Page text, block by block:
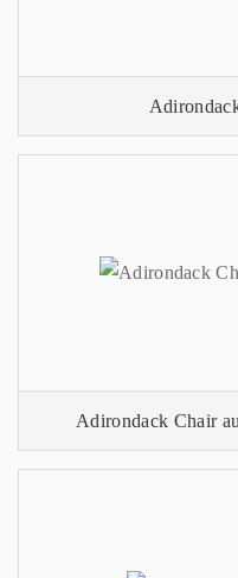
Adirondack Chair